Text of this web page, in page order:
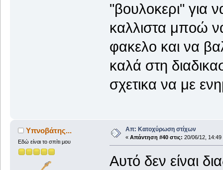
"βουλοκερι" για
καλλιστα μποώ
φακελο και να
καλά στη
σχετικα να με
Υπνοβάτης...
Εδώ είναι το σπίτι μου
Απ: Κατοχύρωση στίχων
« Απάντηση #40 στις: 20/06/12, 14:49
Αυτό δεν είναι